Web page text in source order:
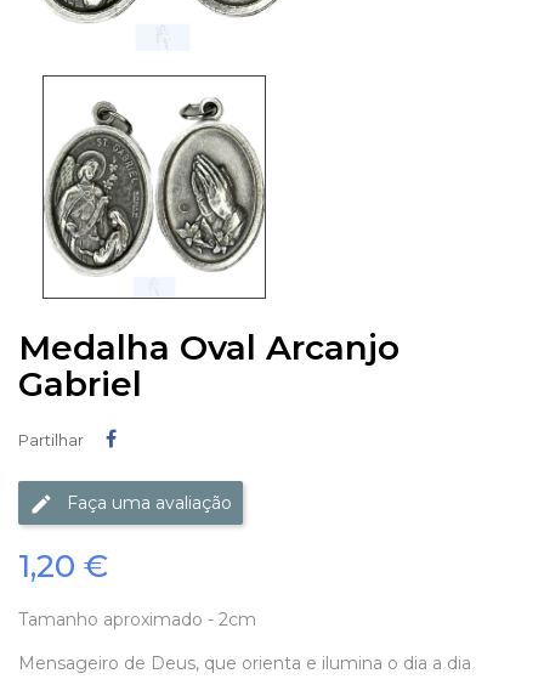
Medalha Oval Arcanjo
Gabriel
Partilhar
Faça uma avaliação
1,20 €
Tamanho aproximado - 2cm
Mensageiro de Deus, que orienta e ilumina o dia a dia